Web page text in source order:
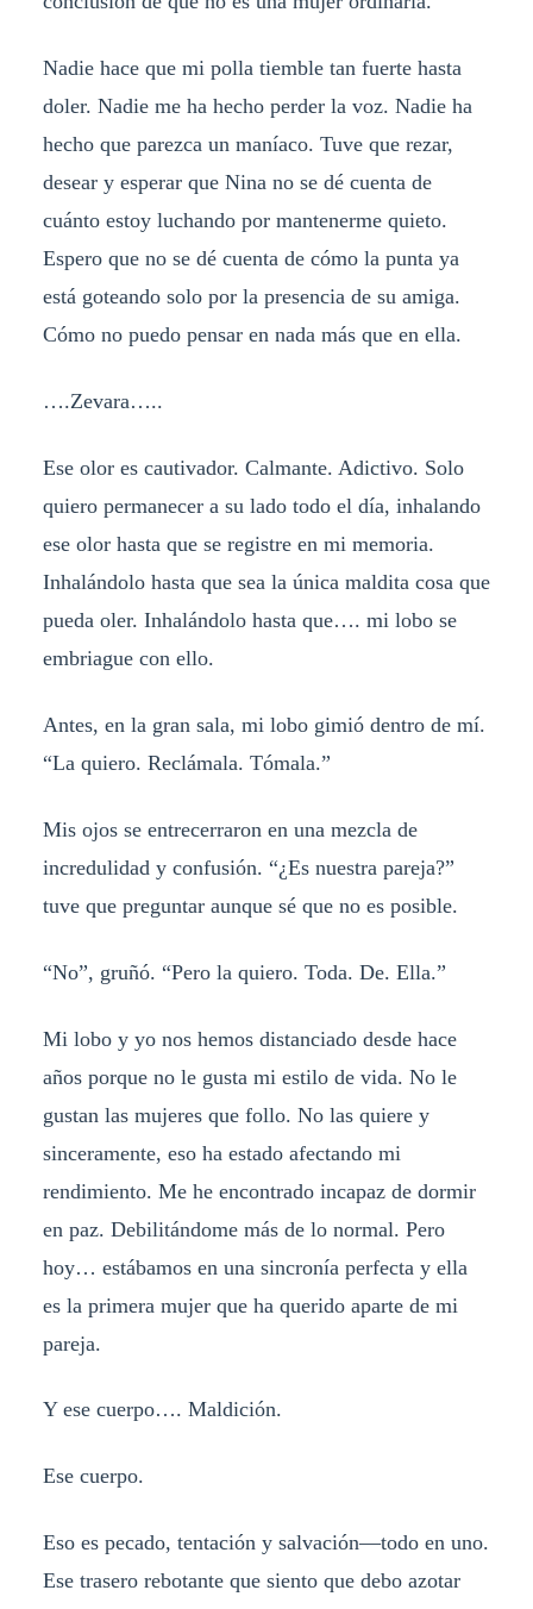
Nadie hace que mi polla tiemble tan fuerte hasta
doler. Nadie me ha hecho perder la voz. Nadie ha
hecho que parezca un maníaco. Tuve que rezar,
desear y esperar que Nina no se dé cuenta de
cuánto estoy luchando por mantenerme quieto.
Espero que no se dé cuenta de cómo la punta ya
está goteando solo por la presencia de su amiga.
Cómo no puedo pensar en nada más que en ella.
….Zevara…..
Ese olor es cautivador. Calmante. Adictivo. Solo
quiero permanecer a su lado todo el día, inhalando
ese olor hasta que se registre en mi memoria.
Inhalándolo hasta que sea la única maldita cosa que
pueda oler. Inhalándolo hasta que…. mi lobo se
embriague con ello.
Antes, en la gran sala, mi lobo gimió dentro de mí.
“La quiero. Reclámala. Tómala.”
Mis ojos se entrecerraron en una mezcla de
incredulidad y confusión. “¿Es nuestra pareja?”
tuve que preguntar aunque sé que no es posible.
“No”, gruñó. “Pero la quiero. Toda. De. Ella.”
Mi lobo y yo nos hemos distanciado desde hace
años porque no le gusta mi estilo de vida. No le
gustan las mujeres que follo. No las quiere y
sinceramente, eso ha estado afectando mi
rendimiento. Me he encontrado incapaz de dormir
en paz. Debilitándome más de lo normal. Pero
hoy… estábamos en una sincronía perfecta y ella
es la primera mujer que ha querido aparte de mi
pareja.
Y ese cuerpo…. Maldición.
Ese cuerpo.
Eso es pecado, tentación y salvación—todo en uno.
Ese trasero rebotante que siento que debo azotar